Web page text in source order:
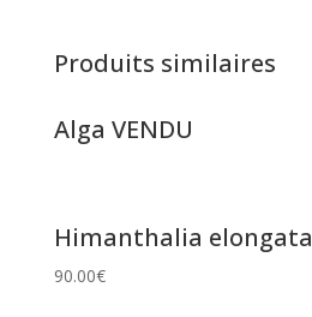
Produits similaires
Alga VENDU
Himanthalia elongata
90.00€